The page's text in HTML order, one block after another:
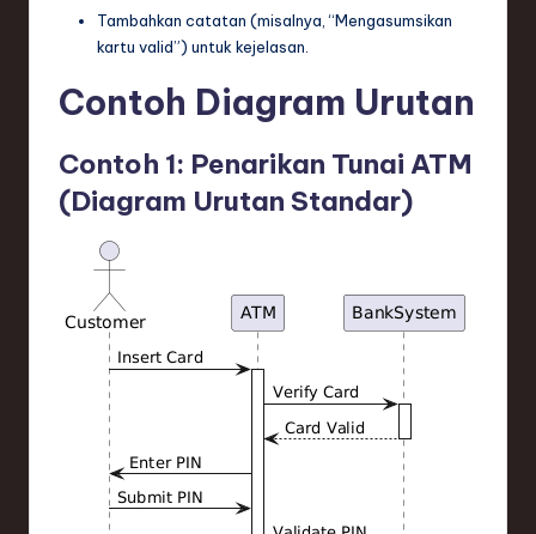
Tambahkan catatan (misalnya, “Mengasumsikan
kartu valid”) untuk kejelasan.
Contoh Diagram Urutan
Contoh 1: Penarikan Tunai ATM
(Diagram Urutan Standar)